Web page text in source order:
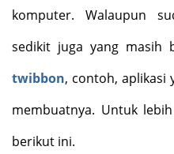
komputer. Walaupun
sedikit juga yang masih
twibbon, contoh, aplikasi
membuatnya. Untuk
berikut ini.